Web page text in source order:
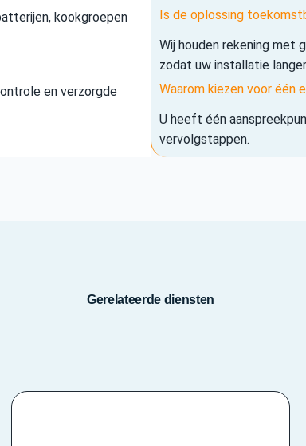
kookgroepen
en verzorgde
Is de oplossing
Wij houden rekening met
zodat uw installatie
Waarom kiezen voor één
U heeft één
vervolgstappen.
Gerelateerde diensten